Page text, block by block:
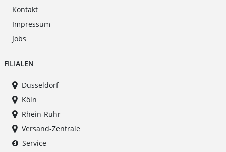
Kontakt
Impressum
Jobs
FILIALEN
Düsseldorf
Köln
Rhein-Ruhr
Versand-Zentrale
Service